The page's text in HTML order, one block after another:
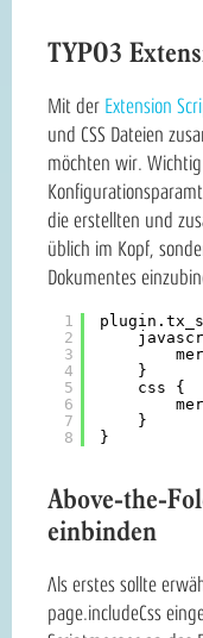
TYPO3
Mit der Extension
und CSS Dateien
möchten wir.
die erstellten und
üblich im Kopf,
Dokumentes
1
2
3
4
5
6
7
8
}
css {
}
}
Above-the-
einbinden
Als erstes sollte
page.includeCss